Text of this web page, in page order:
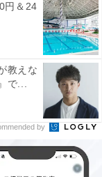
教員の目で子ど
議の重要な役割
円＆24
教えな
で...
by